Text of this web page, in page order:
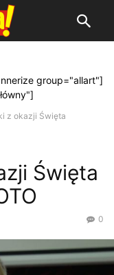
group="allart"]
z okazji Święta
Święta
0